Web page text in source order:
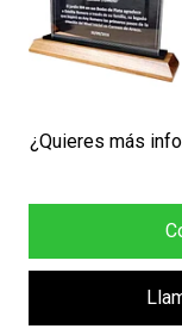
¿Quieres más